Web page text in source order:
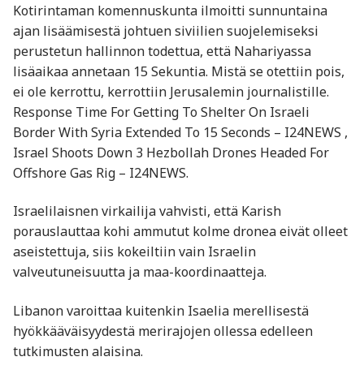
Kotirintaman komennuskunta ilmoitti sunnuntaina
ajan lisäämisestä johtuen siviilien suojelemiseksi
perustetun hallinnon todettua, että Nahariyassa
lisäaikaa annetaan 15 Sekuntia. Mistä se otettiin pois,
ei ole kerrottu, kerrottiin Jerusalemin journalistille.
Response Time For Getting To Shelter On Israeli
Border With Syria Extended To 15 Seconds – I24NEWS ,
Israel Shoots Down 3 Hezbollah Drones Headed For
Offshore Gas Rig – I24NEWS.
Israelilaisnen virkailija vahvisti, että Karish
porauslauttaa kohi ammutut kolme dronea eivät olleet
aseistettuja, siis kokeiltiin vain Israelin
valveutuneisuutta ja maa-koordinaatteja.
Libanon varoittaa kuitenkin Isaelia merellisestä
hyökkääväisyydestä merirajojen ollessa edelleen
tutkimusten alaisina.